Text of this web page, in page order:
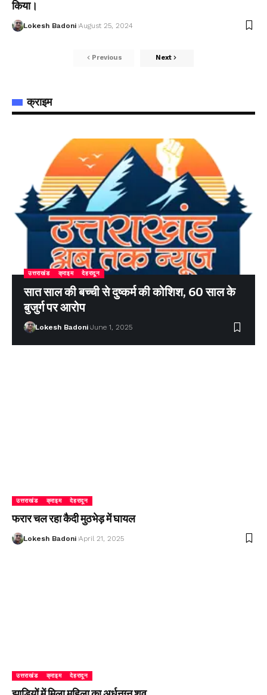
किया।
Lokesh Badoni August 25, 2024
Previous Next
क्राइम
उत्तराखंड क्राइम देहरादून
सात साल की बच्ची से दुष्कर्म की कोशिश, 60 साल के
बुजुर्ग पर आरोप
Lokesh Badoni June 1, 2025
उत्तराखंड क्राइम देहरादून
फरार चल रहा कैदी मुठभेड़ में घायल
Lokesh Badoni April 21, 2025
उत्तराखंड क्राइम देहरादून